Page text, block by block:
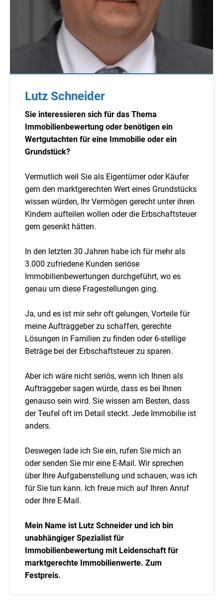
Lutz Schneider
Sie interessieren sich für das Thema
Immobilienbewertung oder benötigen ein
Wertgutachten für eine Immobilie oder ein
Grundstück?
Vermutlich weil Sie als Eigentümer oder Käufer
gern den marktgerechten Wert eines Grundstücks
wissen würden, Ihr Vermögen gerecht unter ihren
Kindern aufteilen wollen oder die Erbschaftsteuer
gern gesenkt hätten.
In den letzten 30 Jahren habe ich für mehr als
3.000 zufriedene Kunden seriöse
Immobilienbewertungen durchgeführt, wo es
genau um diese Fragestellungen ging.
Ja, und es ist mir sehr oft gelungen, Vorteile für
meine Auftraggeber zu schaffen, gerechte
Lösungen in Familien zu finden oder 6-stellige
Beträge bei der Erbschaftsteuer zu sparen.
Aber ich wäre nicht seriös, wenn ich Ihnen als
Auftraggeber sagen würde, dass es bei Ihnen
genauso sein wird. Sie wissen am Besten, dass
der Teufel oft im Detail steckt. Jede Immobilie ist
anders.
Deswegen lade ich Sie ein, rufen Sie mich an
oder senden Sie mir eine E-Mail. Wir sprechen
über Ihre Aufgabenstellung und schauen, was ich
für Sie tun kann. Ich freue mich auf Ihren Anruf
oder Ihre E-Mail.
Mein Name ist Lutz Schneider und ich bin
unabhängiger Spezialist für
Immobilienbewertung mit Leidenschaft für
marktgerechte Immobilienwerte. Zum
Festpreis.